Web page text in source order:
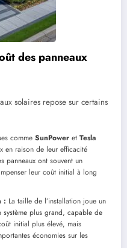
des panneaux
solaires repose sur certains
comme SunPower et Tesla
en raison de leur efficacité
panneaux ont souvent un
leur coût initial à long
: La taille de l’installation joue un
plus grand, capable de
initial plus élevé, mais
économies sur les